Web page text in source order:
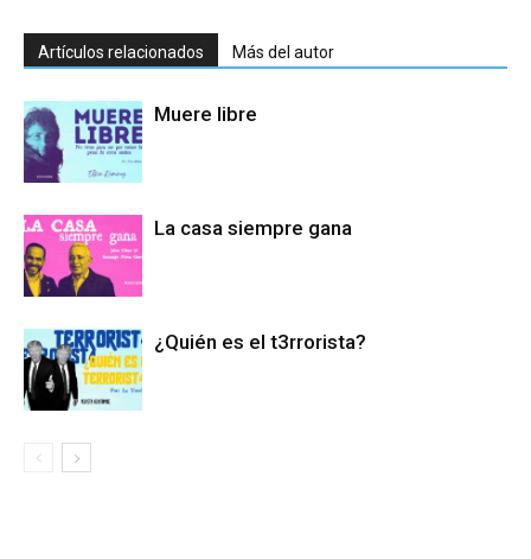
Artículos relacionados Más del autor
Muere libre
La casa siempre gana
¿Quién es el t3rrorista?